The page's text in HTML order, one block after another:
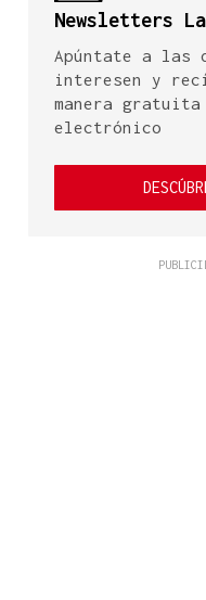
Newsletters
Apúntate a las
interesen y
manera
electrónico